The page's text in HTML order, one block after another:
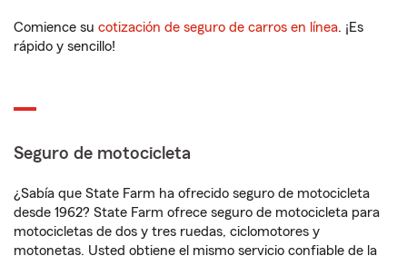
Comience su cotización de seguro de carros en línea. ¡Es
rápido y sencillo!
Seguro de motocicleta
¿Sabía que State Farm ha ofrecido seguro de motocicleta
desde 1962? State Farm ofrece seguro de motocicleta para
motocicletas de dos y tres ruedas, ciclomotores y
motonetas. Usted obtiene el mismo servicio confiable de la